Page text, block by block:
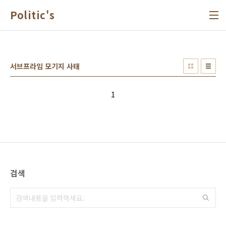
Politic's
서브프라임 모기지 사태
1
검색